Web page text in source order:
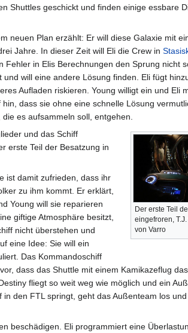
Shuttles geschickt und finden einige essbare
neuen Plan erzählt: Er will diese Galaxie mit
Jahre. In dieser Zeit will Eli die Crew in
in Elis Berechnungen den Sprung nicht
will eine andere Lösung finden. Eli fügt
Aufladen riskieren. Young willigt ein und Eli
dass sie ohne eine schnelle Lösung
es aufsammeln soll, entgehen.
Der erste Teil
eingefroren,
von Varro
und das Schiff
erste Teil der Besatzung in
ist damit zufrieden, dass ihr
zu ihm kommt. Er erklärt,
Young will sie reparieren
giftige Atmosphäre besitzt,
nicht überstehen und
eine Idee: Sie will ein
Das Kommandoschiff
dass das Shuttle mit einem Kamikazeflug
fliegt so weit weg wie möglich und ein
den FTL springt, geht das Außenteam los
beschädigen. Eli programmiert eine